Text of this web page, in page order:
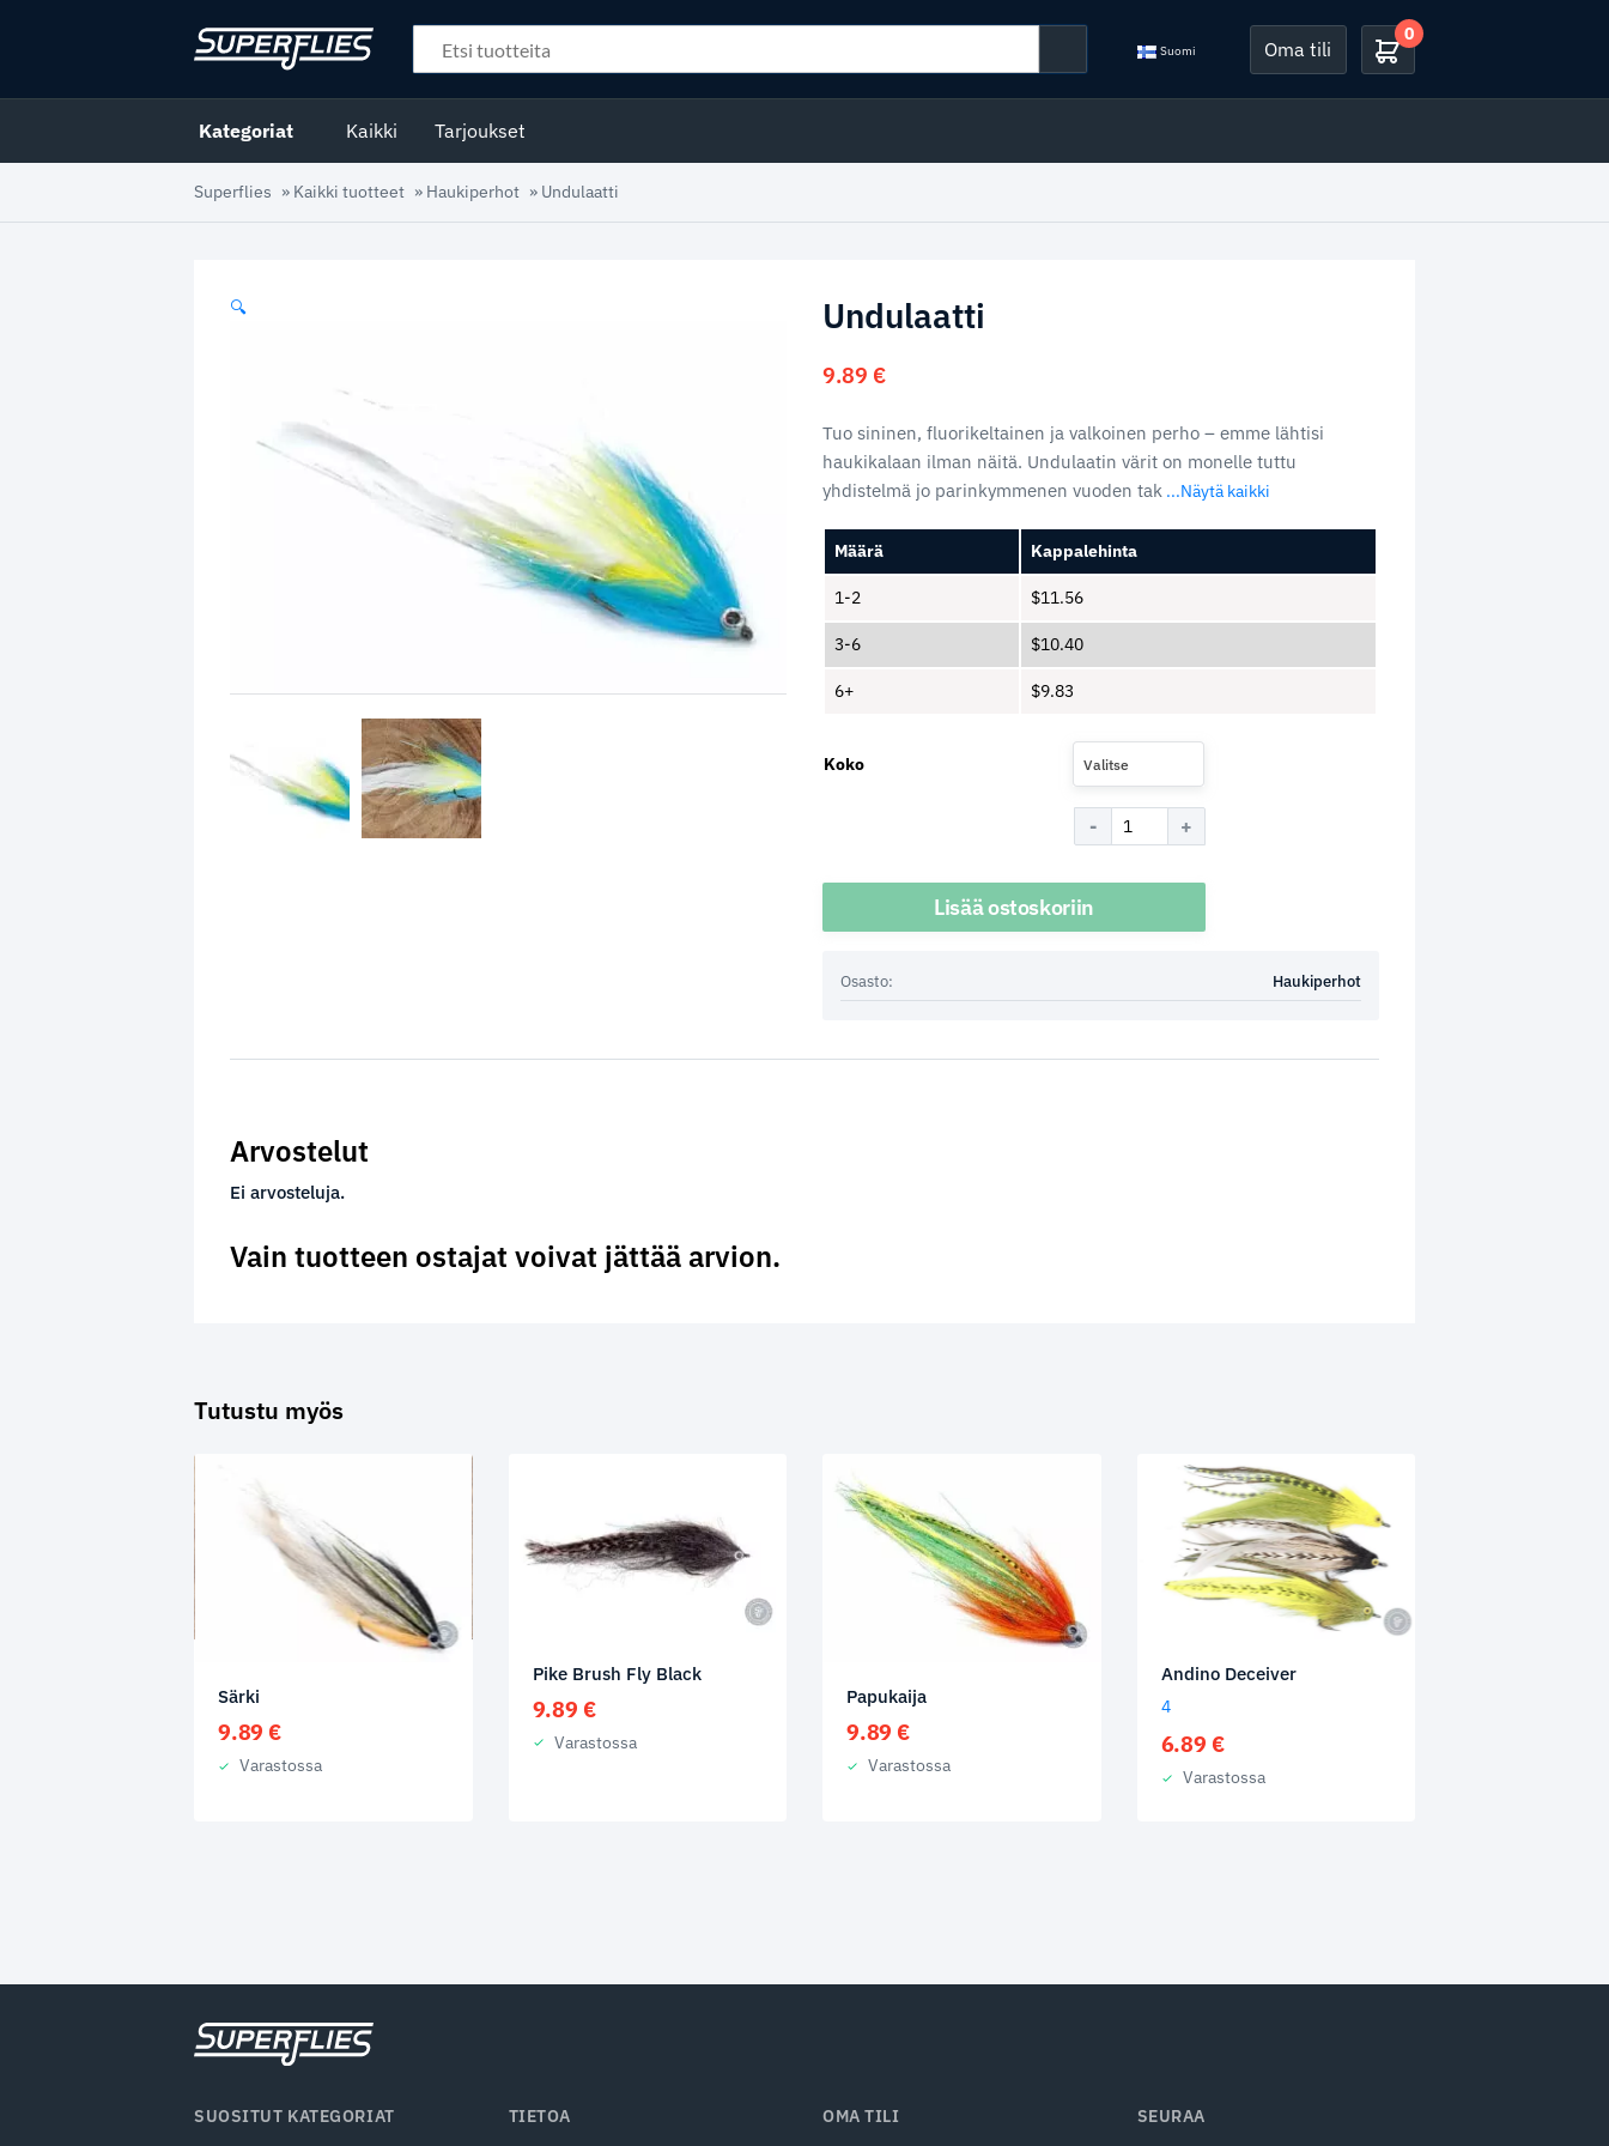
Suomi Oma tili
0
Kategoriat Kaikki Tarjoukset
Superflies » Kaikki tuotteet » Haukiperhot » Undulaatti
🔍 Undulaatti
9.89 €
Tuo sininen, fluorikeltainen ja valkoinen perho – emme lähtisi
haukikalaan ilman näitä. Undulaatin värit on monelle tuttu
yhdistelmä jo parinkymmenen vuoden tak ...Näytä kaikki
Määrä Kappalehinta
1-2 $11.56
3-6 $10.40
6+ $9.83
Koko Valitse
Lisää ostoskoriin
Osasto: Haukiperhot
Arvostelut
Ei arvosteluja.
Vain tuotteen ostajat voivat jättää arvion.
Tutustu myös
Särki
9.89 €
Varastossa
Pike Brush Fly Black
9.89 €
Varastossa
Papukaija
9.89 €
Varastossa
Andino Deceiver
4
6.89 €
Varastossa
SUOSITUT KATEGORIAT
TIETOA
OMA TILI
SEURAA